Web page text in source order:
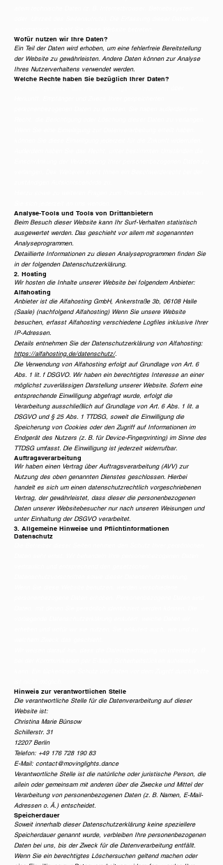
Wofür nutzen wir Ihre Daten?
Ein Teil der Daten wird erhoben, um eine fehlerfreie Bereitstellung
der Website zu gewährleisten. Andere Daten können zur Analyse
Ihres Nutzerverhaltens verwendet werden.
Welche Rechte haben Sie bezüglich Ihrer Daten?
Analyse-Tools und Tools von Dritt­anbietern
Beim Besuch dieser Website kann Ihr Surf-Verhalten statistisch
ausgewertet werden. Das geschieht vor allem mit sogenannten
Analyseprogrammen.
Detaillierte Informationen zu diesen Analyseprogrammen finden Sie
in der folgenden Datenschutzerklärung.
2. Hosting
Wir hosten die Inhalte unserer Website bei folgendem Anbieter:
Alfahosting
Anbieter ist die Alfahosting GmbH, Ankerstraße 3b, 06108 Halle
(Saale) (nachfolgend Alfahosting) Wenn Sie unsere Website
besuchen, erfasst Alfahosting verschiedene Logfiles inklusive Ihrer
IP-Adressen.
Details entnehmen Sie der Datenschutzerklärung von Alfahosting:
https://alfahosting.de/datenschutz/.
Die Verwendung von Alfahosting erfolgt auf Grundlage von Art. 6
Abs. 1 lit. f DSGVO. Wir haben ein berechtigtes Interesse an einer
möglichst zuverlässigen Darstellung unserer Website. Sofern eine
entsprechende Einwilligung abgefragt wurde, erfolgt die
Verarbeitung ausschließlich auf Grundlage von Art. 6 Abs. 1 lit. a
DSGVO und § 25 Abs. 1 TTDSG, soweit die Einwilligung die
Speicherung von Cookies oder den Zugriff auf Informationen im
Endgerät des Nutzers (z. B. für Device-Fingerprinting) im Sinne des
TTDSG umfasst. Die Einwilligung ist jederzeit widerrufbar.
Auftragsverarbeitung
Wir haben einen Vertrag über Auftragsverarbeitung (AVV) zur
Nutzung des oben genannten Dienstes geschlossen. Hierbei
handelt es sich um einen datenschutzrechtlich vorgeschriebenen
Vertrag, der gewährleistet, dass dieser die personenbezogenen
Daten unserer Websitebesucher nur nach unseren Weisungen und
unter Einhaltung der DSGVO verarbeitet.
3. Allgemeine Hinweise und Pflicht­informationen
Datenschutz
Hinweis zur verantwortlichen Stelle
Die verantwortliche Stelle für die Datenverarbeitung auf dieser
Website ist:
Christina Marie Bünsow
Schillerstr. 31
12207 Berlin
Telefon: +49 176 728 190 83
E-Mail: contact@movinglights.dance
Verantwortliche Stelle ist die natürliche oder juristische Person, die
allein oder gemeinsam mit anderen über die Zwecke und Mittel der
Verarbeitung von personenbezogenen Daten (z. B. Namen, E-Mail-
Adressen o. Ä.) entscheidet.
Speicherdauer
Soweit innerhalb dieser Datenschutzerklärung keine speziellere
Speicherdauer genannt wurde, verbleiben Ihre personenbezogenen
Daten bei uns, bis der Zweck für die Datenverarbeitung entfällt.
Wenn Sie ein berechtigtes Löschersuchen geltend machen oder